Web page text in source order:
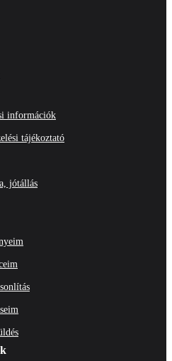
információk
tájékoztató
jótállás